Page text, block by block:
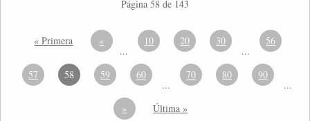
Página 58 de 143
« Primera «
...
10 20 30
...
56
57 58 59 60
...
70 80 90
...
»
Última »